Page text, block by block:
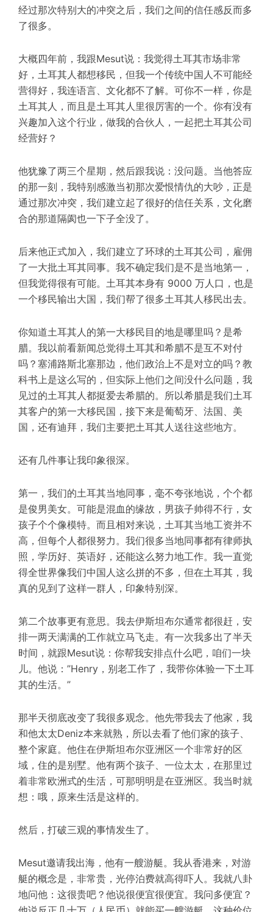
经过那次特别大的冲突之后，我们之间的信任感反而多
了很多。
大概四年前，我跟Mesut说：我觉得土耳其市场非常
好，土耳其人都想移民，但我一个传统中国人不可能经
营得好，我连语言、文化都不了解。可你不一样，你是
土耳其人，而且是土耳其人里很厉害的一个。你有没有
兴趣加入这个行业，做我的合伙人，一起把土耳其公司
经营好？
他犹豫了两三个星期，然后跟我说：没问题。当他答应
的那一刻，我特别感激当初那次爱恨情仇的大吵，正是
通过那次冲突，我们建立起了很好的信任关系，文化磨
合的那道隔阂也一下子全没了。
后来他正式加入，我们建立了环球的土耳其公司，雇佣
了一大批土耳其同事。我不确定我们是不是当地第一，
但我觉得很有可能。土耳其本身有 9000 万人口，也是
一个移民输出大国，我们帮了很多土耳其人移民出去。
你知道土耳其人的第一大移民目的地是哪里吗？是希
腊。我以前看新闻总觉得土耳其和希腊不是互不对付
吗？塞浦路斯北塞那边，他们政治上不是对立的吗？教
科书上是这么写的，但实际上他们之间没什么问题，我
见过的土耳其人都挺爱去希腊的。所以希腊是我们土耳
其客户的第一大移民国，接下来是葡萄牙、法国、美
国，还有迪拜，我们主要把土耳其人送往这些地方。
还有几件事让我印象很深。
第一，我们的土耳其当地同事，毫不夸张地说，个个都
是俊男美女。可能是混血的缘故，男孩子帅得不行，女
孩子个个像模特。而且相对来说，土耳其当地工资并不
高，但每个人都很努力。我们很多当地同事都有律师执
照，学历好、英语好，还能这么努力地工作。我一直觉
得全世界像我们中国人这么拼的不多，但在土耳其，我
真的见到了这样一群人，印象特别深。
第二个故事更有意思。我去伊斯坦布尔通常都很赶，安
排一两天满满的工作就立马飞走。有一次我多出了半天
时间，就跟Mesut说：你帮我安排点什么吧，咱们一块
儿。他说：”Henry，别老工作了，我带你体验一下土耳
其的生活。”
那半天彻底改变了我很多观念。他先带我去了他家，我
和他太太Deniz本来就熟，所以去看了他们家的孩子、
整个家庭。他住在伊斯坦布尔亚洲区一个非常好的区
域，住的是别墅。他有两个孩子、一位太太，在那里过
着非常欧洲式的生活，可那明明是在亚洲区。我当时就
想：哦，原来生活是这样的。
然后，打破三观的事情发生了。
Mesut邀请我出海，他有一艘游艇。我从香港来，对游
艇的概念是，非常贵，光停泊费就高得吓人。我就八卦
地问他：这很贵吧？他说很便宜很便宜。我问多便宜？